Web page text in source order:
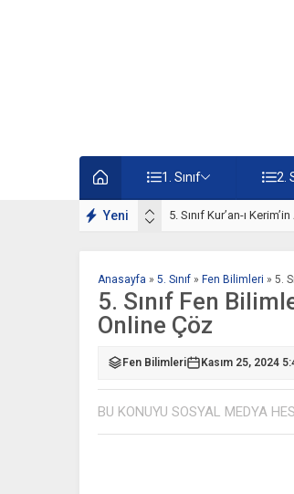
1. Sınıf 2.
Yeni 5. Sınıf Kur’an-ı
Anasayfa » 5. Sınıf » Fen Bilimleri » 5.
5. Sınıf Fen
Online Çöz
Fen Bilimleri Kasım 25, 2024
BU KONUYU SOSYAL MEDYA